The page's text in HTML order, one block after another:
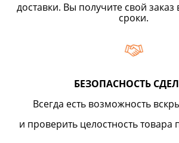
доставки. Вы получите свой
сроки.
БЕЗОПАСНОСТЬ
Всегда есть возможность
и проверить целостность товара